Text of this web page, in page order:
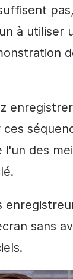
à utiliser
des
sans